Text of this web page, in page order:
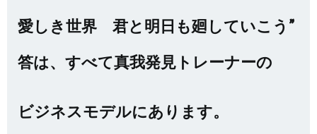
愛しき世界 君と明日も廻していこう”
答は、すべて真我発見トレーナーの
ビジネスモデルにあります。